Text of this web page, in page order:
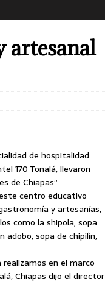
artesanal
de hospitalidad
170 Tonalá, llevaron
de Chiapas”
centro educativo
y artesanías,
como la shipola, sopa
sopa de chipilìn,
en el marco
Chiapas dijo el director